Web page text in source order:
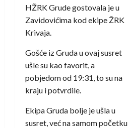
HŽRK Grude gostovala je u
Zavidovićima kod ekipe ŽRK
Krivaja.
Gošće iz Gruda u ovaj susret
ušle su kao favorit, a
pobjedom od 19:31, to su na
kraju i potvrdile.
Ekipa Gruda bolje je ušla u
susret, već na samom početku